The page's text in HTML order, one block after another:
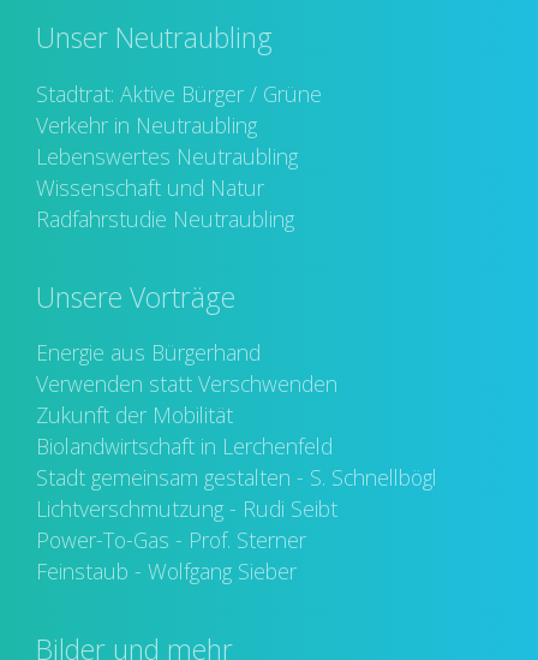
Unser Neutraubling
Stadtrat: Aktive Bürger / Grüne
Verkehr in Neutraubling
Lebenswertes Neutraubling
Wissenschaft und Natur
Radfahrstudie Neutraubling
Unsere Vorträge
Energie aus Bürgerhand
Verwenden statt Verschwenden
Zukunft der Mobilität
Biolandwirtschaft in Lerchenfeld
Stadt gemeinsam gestalten - S. Schnellbögl
Lichtverschmutzung - Rudi Seibt
Power-To-Gas - Prof. Sterner
Feinstaub - Wolfgang Sieber
Bilder und mehr